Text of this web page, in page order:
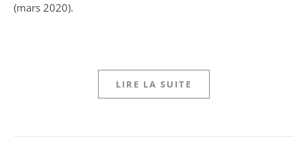
(mars 2020).
LIRE LA SUITE